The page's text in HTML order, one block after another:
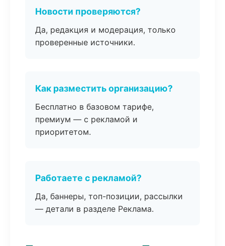
Новости проверяются?
Да, редакция и модерация, только
проверенные источники.
Как разместить организацию?
Бесплатно в базовом тарифе,
премиум — с рекламой и
приоритетом.
Работаете с рекламой?
Да, баннеры, топ-позиции, рассылки
— детали в разделе Реклама.